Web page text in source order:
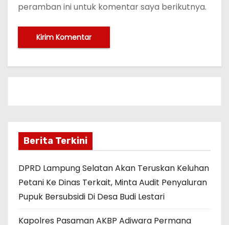
peramban ini untuk komentar saya berikutnya.
Berita Terkini
DPRD Lampung Selatan Akan Teruskan Keluhan
Petani Ke Dinas Terkait, Minta Audit Penyaluran
Pupuk Bersubsidi Di Desa Budi Lestari
Kapolres Pasaman AKBP Adiwara Permana